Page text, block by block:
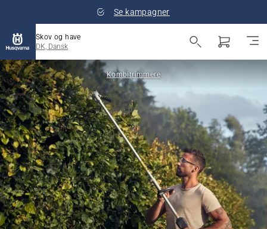
Se kampagner
Skov og have
DK, Dansk
Kombitrimmere